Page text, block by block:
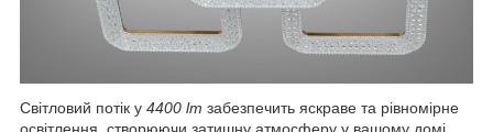
Світловий потік у 4400 lm забезпечить яскраве та рівномірне
освітлення, створюючи затишну атмосферу у вашому домі.